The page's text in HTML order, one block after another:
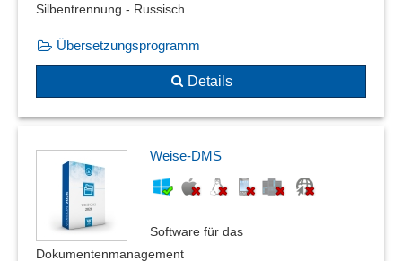
Silbentrennung - Russisch
Übersetzungsprogramm
Details
Weise-DMS
Software für das
Dokumentenmanagement